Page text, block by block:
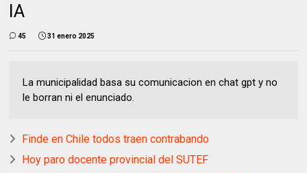
IA
45 31 enero 2025
La municipalidad basa su comunicacion en chat gpt y no
le borran ni el enunciado.
Finde en Chile todos traen contrabando
Hoy paro docente provincial del SUTEF